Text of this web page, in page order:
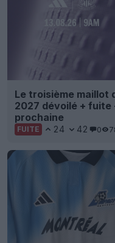
Le troisième maillot
2027 dévoilé + fuite
prochaine
FUITE 24 42 0